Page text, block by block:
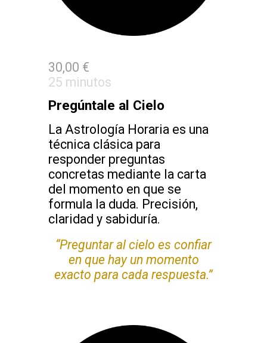
30,00 €
25 minutos
Pregúntale al Cielo
La Astrología Horaria es una
técnica clásica para
responder preguntas
concretas mediante la carta
del momento en que se
formula la duda. Precisión,
claridad y sabiduría.
“Preguntar al cielo es confiar
en que hay un momento
exacto para cada respuesta.”